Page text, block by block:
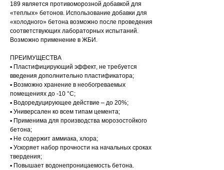
189 является противоморозной добавкой для
«теплых» бетонов. Использование добавки для
«холодного» бетона возможно после проведения
соответствующих лабораторных испытаний.
Возможно применение в ЖБИ.
ПРЕИМУЩЕСТВА
▪ Пластифицирующий эффект, не требуется
введения дополнительно пластификатора;
▪ Возможно хранение в необогреваемых
помещениях до -10 °С;
▪ Водоредуцирующее действие – до 20%;
▪ Универсален ко всем типам цемента;
▪ Применима для производства морозостойкого
бетона;
▪ Не содержит аммиака, хлора;
▪ Ускоряет набор прочности на начальных сроках
твердения;
▪ Повышает водонепроницаемость бетона.